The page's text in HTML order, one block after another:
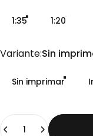
1:35 1:20
Variante
Variante:Sin
Sin imprimar
Cantidad